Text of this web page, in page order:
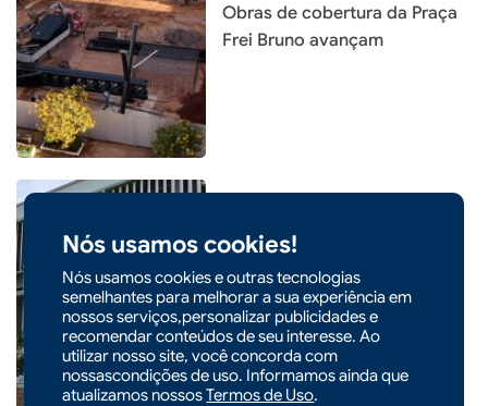
Nós usamos cookies!
Nós usamos cookies e outras tecnologias
semelhantes para melhorar a sua experiência em
nossos serviços,personalizar publicidades e
recomendar conteúdos de seu interesse. Ao
utilizar nosso site, você concorda com
nossascondições de uso. Informamos ainda que
atualizamos nossosTermos de Uso.
Obras de cobertura da Praça
Frei Bruno avançam
CIDADES |
Xaxim: GAECO deflagra a
Operação Fraus Petrae que
apura fraude em licitação
pública